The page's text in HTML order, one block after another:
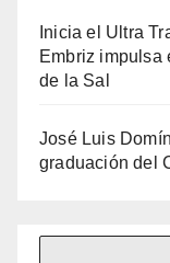
Inicia el Ultra
Embriz impulsa
de la Sal
José Luis
graduación del